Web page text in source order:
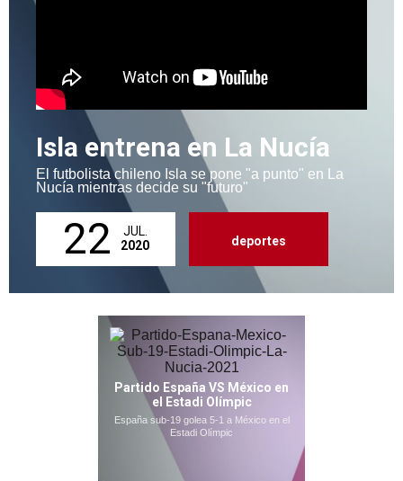
Isla entrena en La Nucía
El futbolista chileno Isla se pone "a punto" en La
Nucía mientras decide su "futuro"
22
JUL.
2020
deportes
Partido España VS México en
el Estadi Olímpic
España sub-19 golea 5-1 a México en el
Estadi Olímpic